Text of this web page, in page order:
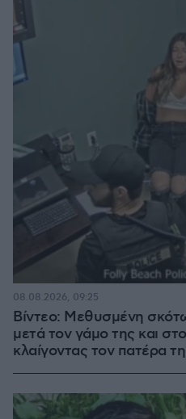
Βίντεο: Μεθυσμένη
μετά τον γάμο της και
κλαίγοντας τον πατέρα
08.08.2026, 09:25